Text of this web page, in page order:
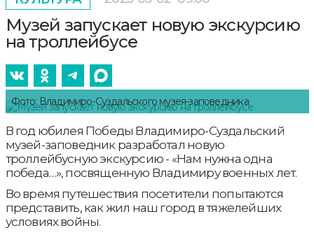
Музей запускает новую экскурсию
на троллейбусе
Фото: Владимиро-Суздальского музея-заповедника
В год юбилея Победы Владимиро-Суздальский
музей-заповедник разработал новую
троллейбусную экскурсию - «Нам нужна одна
победа…», посвященную Владимиру военных лет.
Во время путешествия посетители попытаются
представить, как жил наш город в тяжелейших
условиях войны.